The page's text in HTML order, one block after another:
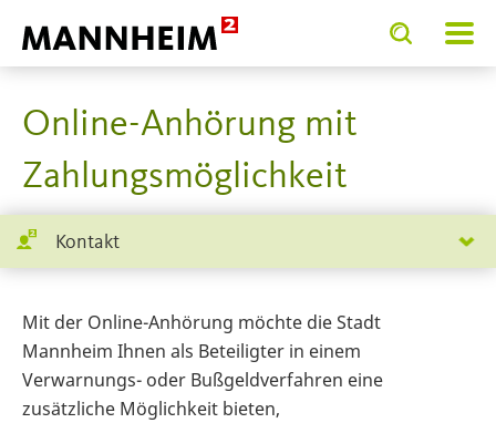
Toggle
search
input
Toggle
search
input
Online-Anhörung mit
Zahlungsmöglichkeit
Kontakt
Mit der Online-Anhörung möchte die Stadt
Mannheim Ihnen als Beteiligter in einem
Verwarnungs- oder Bußgeldverfahren eine
zusätzliche Möglichkeit bieten,